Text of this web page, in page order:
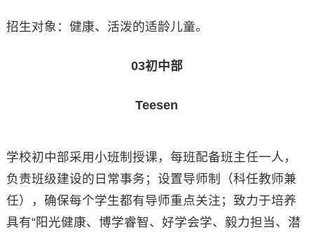
招生对象：健康、活泼的适龄儿童。
03初中部
Teesen
学校初中部采用小班制授课，每班配备班主任一人，
负责班级建设的日常事务；设置导师制（科任教师兼
任），确保每个学生都有导师重点关注；致力于培养
具有“阳光健康、博学睿智、好学会学、毅力担当、潜